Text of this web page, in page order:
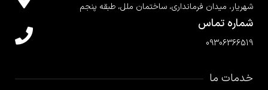
شهریار، میدان فرمانداری، ساختمان ملل، طبقه پنجم
شماره تماس
09306366519
خدمات ما